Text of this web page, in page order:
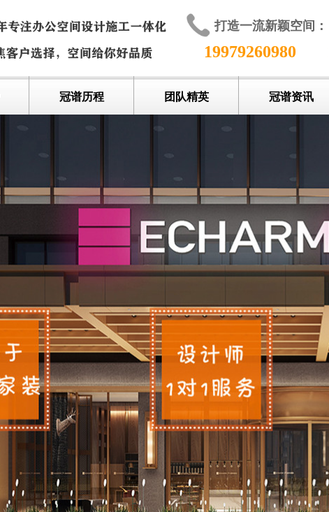
打造一流新颖空间：
19979260980
冠谱历程 团队精英 冠谱资讯